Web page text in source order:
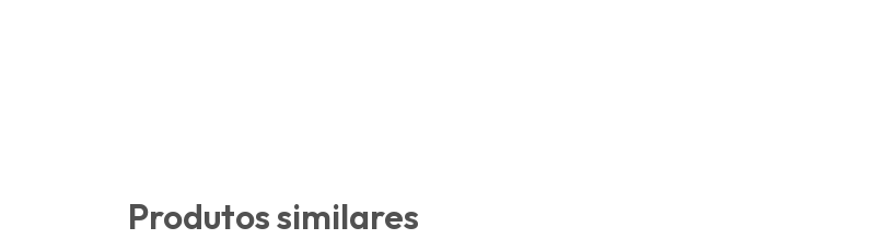
Produtos similares